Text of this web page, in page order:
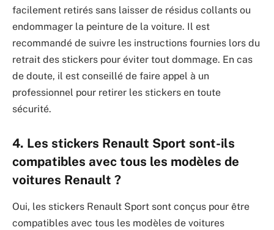
facilement retirés sans laisser de résidus collants ou
endommager la peinture de la voiture. Il est
recommandé de suivre les instructions fournies lors du
retrait des stickers pour éviter tout dommage. En cas
de doute, il est conseillé de faire appel à un
professionnel pour retirer les stickers en toute
sécurité.
4. Les stickers Renault Sport sont-ils
compatibles avec tous les modèles de
voitures Renault ?
Oui, les stickers Renault Sport sont conçus pour être
compatibles avec tous les modèles de voitures